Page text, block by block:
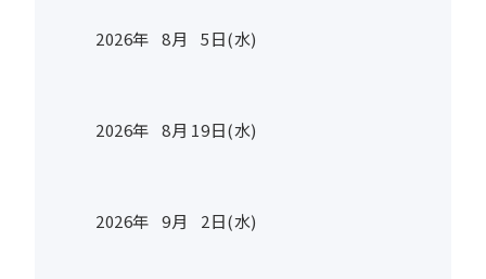
2026年 8月 5日(水)
2026年 8月 19日(水)
2026年 9月 2日(水)